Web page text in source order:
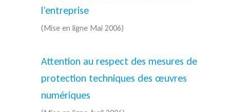
l’entreprise
(Mise en ligne Mai 2006)
Attention au respect des mesures de
protection techniques des œuvres
numériques